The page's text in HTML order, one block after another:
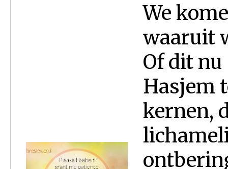
We
waaruit
Of dit
Hasjem
kernen,